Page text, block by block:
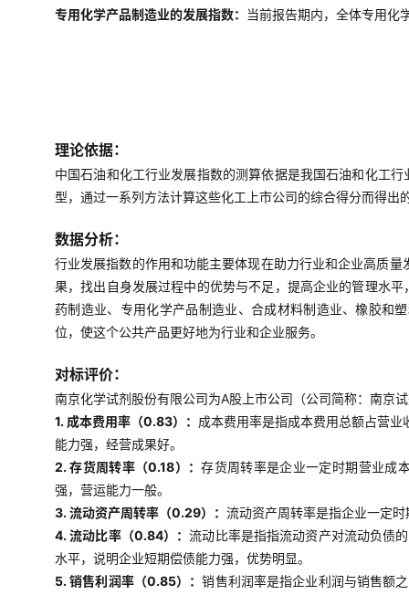
专用化学产品制造业的发展指数： 当前报告期内，全体专用化
理论依据：
中国石油和化工行业发展指数的测算依据是我国石油和化工
型，通过一系列方法计算这些化工上市公司的综合得分而得
数据分析：
行业发展指数的作用和功能主要体现在助力行业和企业高质
果，找出自身发展过程中的优势与不足，提高企业的管理水
药制造业、专用化学产品制造业、合成材料制造业、橡胶和
位，使这个公共产品更好地为行业和企业服务。
对标评价：
南京化学试剂股份有限公司为A股上市公司（公司简称：南京
1. 成本费用率（0.83）： 成本费用率是指成本费用总额占营
能力强，经营成果好。
2. 存货周转率（0.18）：存货周转率是企业一定时期营业成
强，营运能力一般。
3. 流动资产周转率（0.29）： 流动资产周转率是指企业一定
4. 流动比率（0.84）：流动比率是指指流动资产对流动负债
水平，说明企业短期偿债能力强，优势明显。
5. 销售利润率（0.85）：销售利润率是指企业利润与销售额